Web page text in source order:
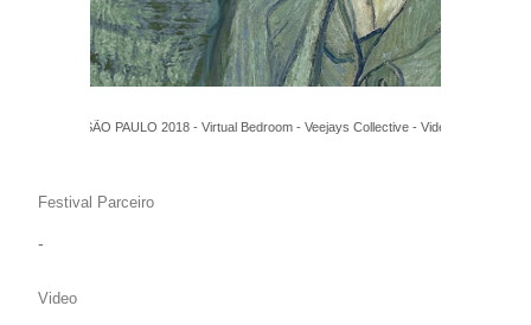
FILE SÃO PAULO 2018 - Virtual Bedroom - Veejays Collective - Video 360
Festival Parceiro
-
Video